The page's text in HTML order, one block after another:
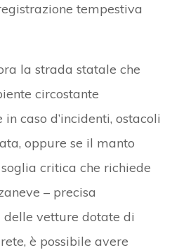
tempestiva
la strada statale che
circostante
caso d’incidenti, ostacoli
oppure se il manto
critica che richiede
– precisa
delle vetture dotate di
è possibile avere